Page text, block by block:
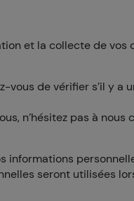
et la collecte de
de vérifier s’il y a
n’hésitez pas à
seront utilisées